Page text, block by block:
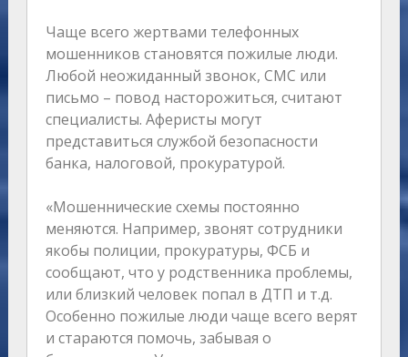
Чаще всего жертвами телефонных
мошенников становятся пожилые люди.
Любой неожиданный звонок, СМС или
письмо – повод насторожиться, считают
специалисты. Аферисты могут
представиться службой безопасности
банка, налоговой, прокуратурой.
«Мошеннические схемы постоянно
меняются. Например, звонят сотрудники
якобы полиции, прокуратуры, ФСБ и
сообщают, что у родственника проблемы,
или близкий человек попал в ДТП и т.д.
Особенно пожилые люди чаще всего верят
и стараются помочь, забывая о